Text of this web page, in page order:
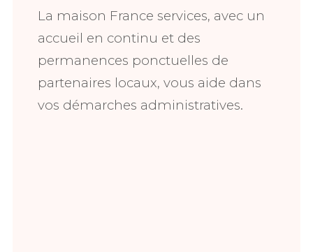
La maison France services, avec un
accueil en continu et des
permanences ponctuelles de
partenaires locaux, vous aide dans
vos démarches administratives.